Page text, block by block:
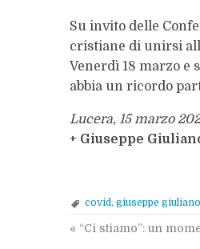
Su invito delle
cristiane di unirsi
Venerdì 18 marzo e
abbia un ricordo
Lucera, 15 marzo
+ Giuseppe
covid, giuseppe giuliano
« “Ci stiamo”: un